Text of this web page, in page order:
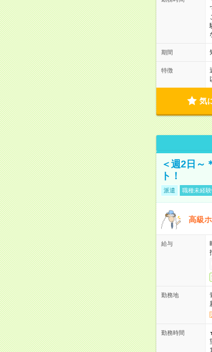
期間
特徴
気
＜週2日～
ト！
派遣 職種未経
高級
給与
勤務地
勤務時間